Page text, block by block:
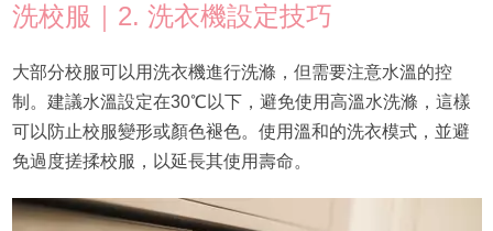
洗校服｜2. 洗衣機設定技巧
大部分校服可以用洗衣機進行洗滌，但需要注意水溫的控
制。建議水溫設定在30℃以下，避免使用高溫水洗滌，這樣
可以防止校服變形或顏色褪色。使用溫和的洗衣模式，並避
免過度搓揉校服，以延長其使用壽命。